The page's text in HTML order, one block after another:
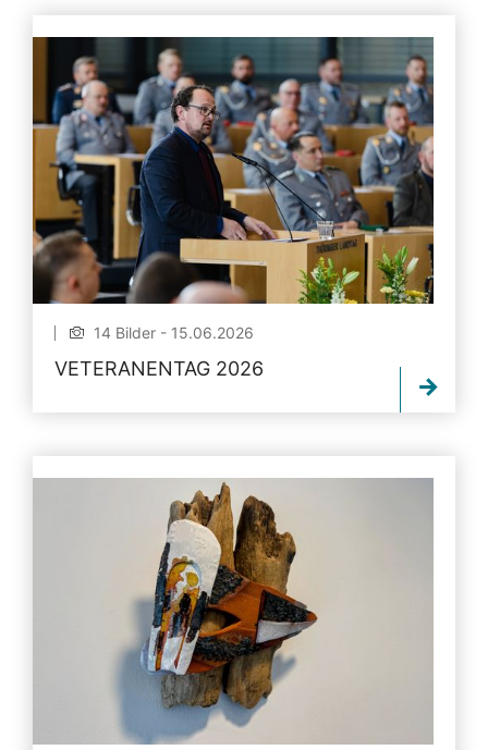
14 Bilder - 15.06.2026
VETERANENTAG 2026